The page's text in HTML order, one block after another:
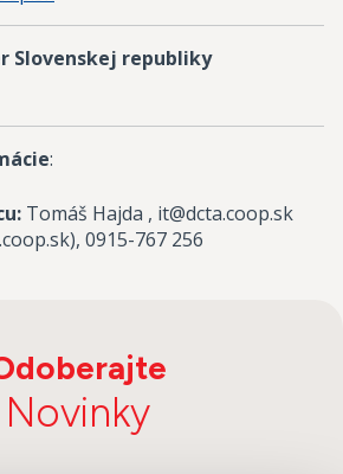
Slovenskej republiky
:
Tomáš Hajda , it@dcta.coop.sk
0915-767 256
Novinky